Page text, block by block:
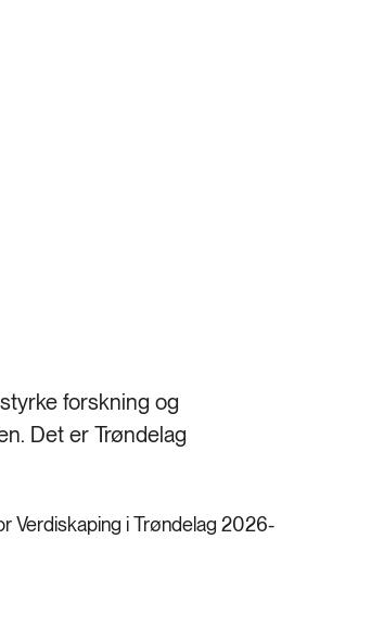
forskning og
Det er Trøndelag
Verdiskaping i Trøndelag 2026-